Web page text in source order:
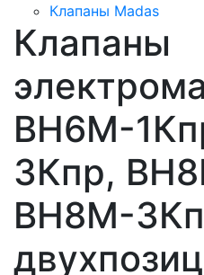
Клапаны Madas
Клапаны
ВН6M-
3Кпр,
ВН8M-